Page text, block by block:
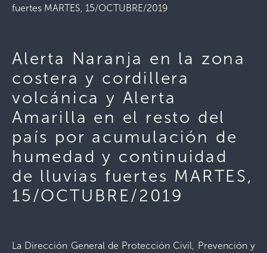
fuertes MARTES, 15/OCTUBRE/2019
Alerta Naranja en la zona
costera y cordillera
volcánica y Alerta
Amarilla en el resto del
país por acumulación de
humedad y continuidad
de lluvias fuertes MARTES,
15/OCTUBRE/2019
La Dirección General de Protección Civil, Prevención y